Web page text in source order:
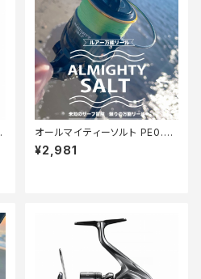
オールマイティーソルト PE0.8
号150m Tオリ
¥2,981